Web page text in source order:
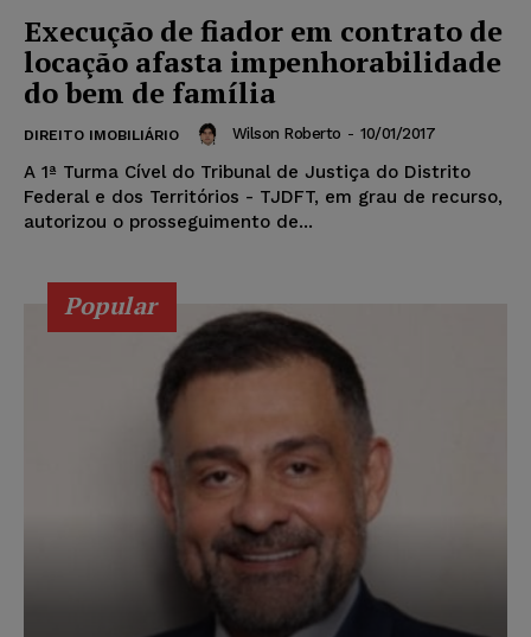
Execução de fiador em contrato de
locação afasta impenhorabilidade
do bem de família
DIREITO IMOBILIÁRIO Wilson Roberto - 10/01/2017
A 1ª Turma Cível do Tribunal de Justiça do Distrito
Federal e dos Territórios - TJDFT, em grau de recurso,
autorizou o prosseguimento de...
Popular